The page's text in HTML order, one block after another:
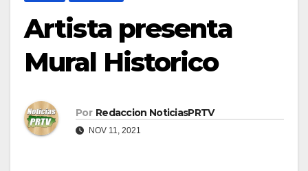
Artista presenta
Mural Historico
Por Redaccion NoticiasPRTV
NOV 11, 2021